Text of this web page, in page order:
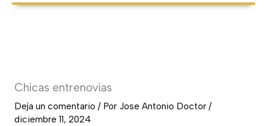
Chicas entrenovias
Deja un comentario / Por Jose Antonio Doctor /
diciembre 11, 2024